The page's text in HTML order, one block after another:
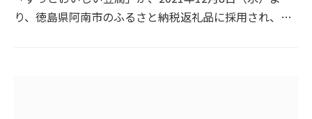
り、徳島県阿南市のふるさと納税返礼品に採用され、…